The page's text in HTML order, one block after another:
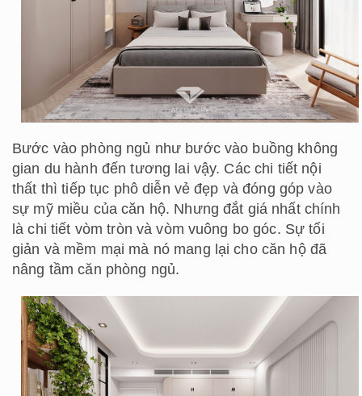
Bước vào phòng ngủ như bước vào buồng không
gian du hành đến tương lai vậy. Các chi tiết nội
thất thì tiếp tục phô diễn vẻ đẹp và đóng góp vào
sự mỹ miều của căn hộ. Nhưng đắt giá nhất chính
là chi tiết vòm tròn và vòm vuông bo góc. Sự tối
giản và mềm mại mà nó mang lại cho căn hộ đã
nâng tầm căn phòng ngủ.